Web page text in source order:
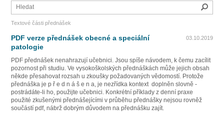
Textové části přednášek
03.10.2019
PDF verze přednášek obecné a speciální
patologie
PDF přednášek nenahrazují učebnici. Jsou spíše návodem, k čemu zacílit
pozornost při studiu. Ve vysokoškolských přednáškách může jejich obsah
někde přesahovat rozsah u zkoušky požadovaných vědomostí. Protože
přednáška je p ř e d n á š e n a, je nezřídka kontext doplněn slovně -
postrádáte-li ho, použijte učebnici. Konkrétní příklady z denní praxe
použité zkušenými přednášejícími v průběhu přednášky nejsou rovněž
součástí pdf, nábrž dobrým důvodem na přednášku zajít.